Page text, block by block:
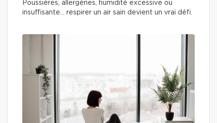
Poussières, allergènes, humidité excessive ou
insuffisante… respirer un air sain devient un vrai défi.